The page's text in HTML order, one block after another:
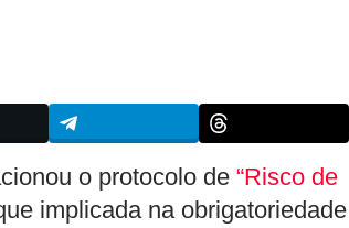
o protocolo de “Risco de
implicada na